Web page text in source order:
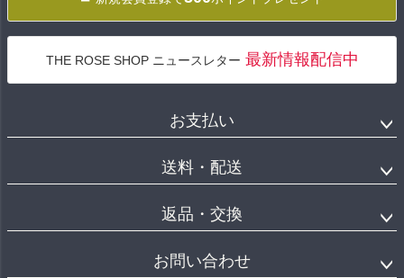
THE ROSE SHOP ニュースレター 最新情報配信中
お支払い
送料・配送
返品・交換
お問い合わせ